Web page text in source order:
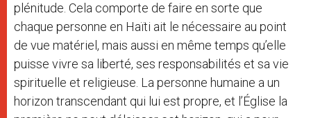
plénitude. Cela comporte de faire en sorte que
chaque personne en Haïti ait le nécessaire au point
de vue matériel, mais aussi en même temps qu’elle
puisse vivre sa liberté, ses responsabilités et sa vie
spirituelle et religieuse. La personne humaine a un
horizon transcendant qui lui est propre, et l’Église la